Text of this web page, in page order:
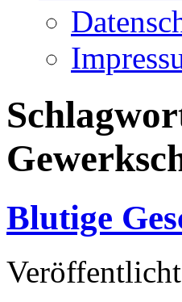
Blutige